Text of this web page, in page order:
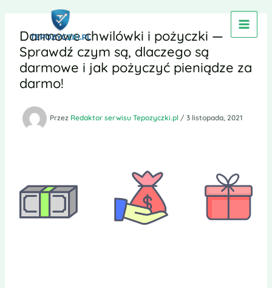
treściDarmowe chwilówki i pożyczki —
Sprawdź czym są, dlaczego są
darmowe i jak pożyczyć pieniądze za
darmo!
Przez Redaktor serwisu Tepozyczki.pl / 3 listopada, 2021